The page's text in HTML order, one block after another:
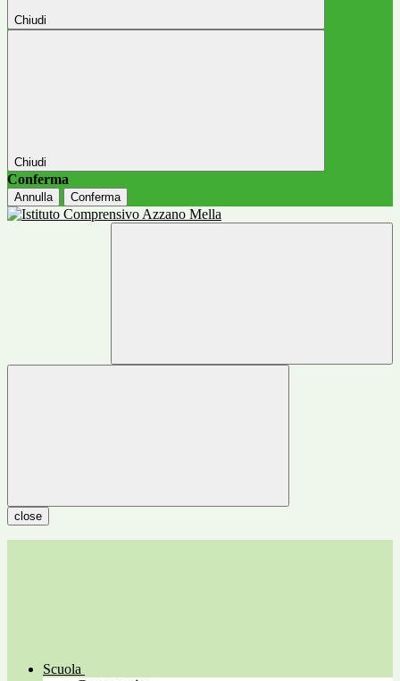
Chiudi
Chiudi
Conferma
Annulla Conferma
close
Scuola